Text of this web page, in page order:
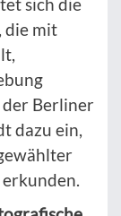
die mit
der Berliner
dazu ein,